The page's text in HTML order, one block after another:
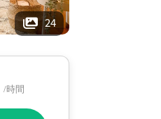
24
/時間